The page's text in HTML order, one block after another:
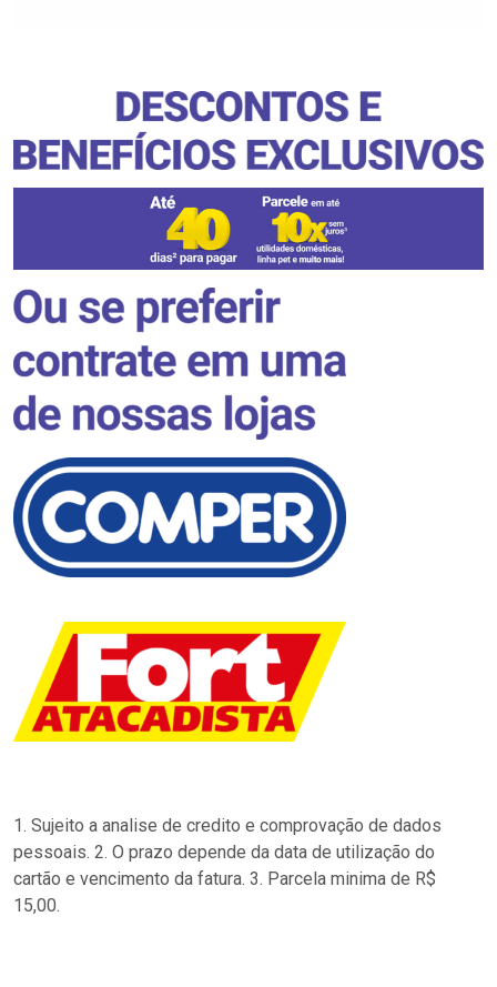
1. Sujeito a analise de credito e comprovação de dados
pessoais. 2. O prazo depende da data de utilização do
cartão e vencimento da fatura. 3. Parcela minima de R$
15,00.